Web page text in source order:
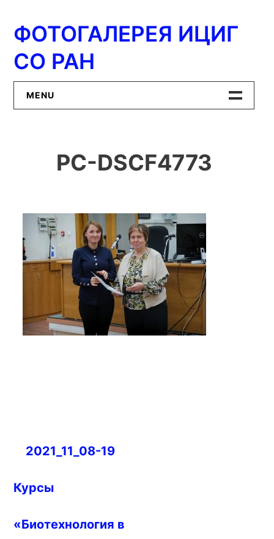
содержимому
ФОТОГАЛЕРЕЯ ИЦИГ
СО РАН
MENU
ИЦиГ СО РАН
PC-DSCF4773
Навигация
записям
2021_11_08-19
Курсы
«Биотехнология в